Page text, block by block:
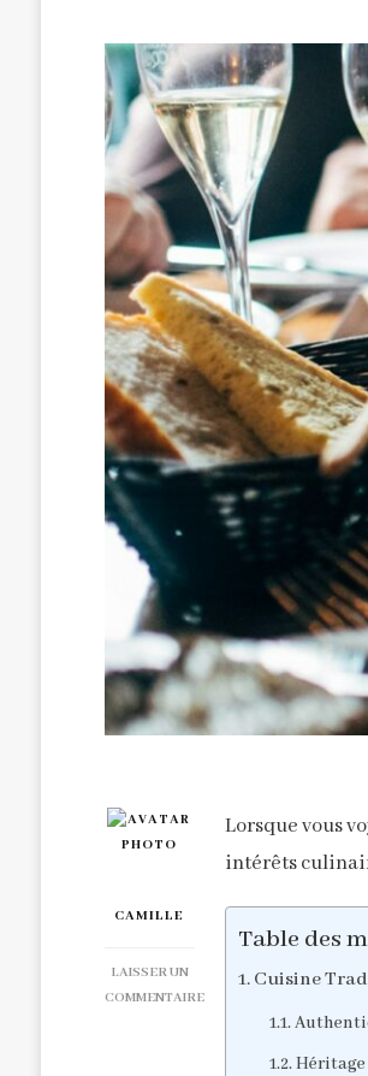
CAMILLE
LAISSER UN
COMMENTAIRE
Lorsque vous
intérêts
Table des
Cuisine